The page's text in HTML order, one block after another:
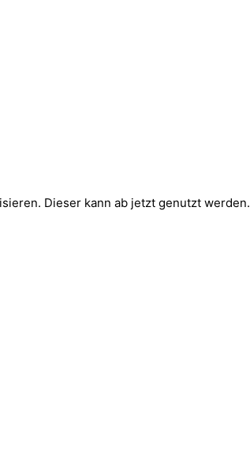
Dieser kann ab jet­zt genutzt wer­den.